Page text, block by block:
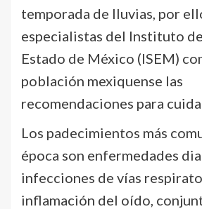
temporada de lluvias, por
especialistas del Instituto
Estado de México (ISEM)
población mexiquense las
recomendaciones para
Los padecimientos más
época son enfermedades
infecciones de vías
inflamación del oído,